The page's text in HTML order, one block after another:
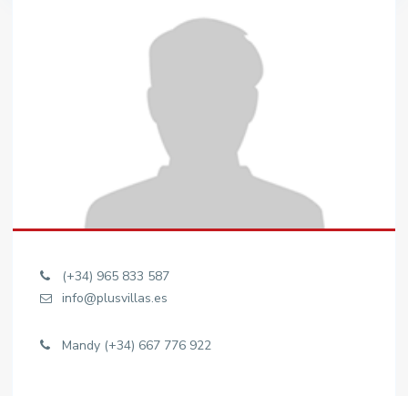
(+34) 965 833 587
info@plusvillas.es
Mandy (+34) 667 776 922